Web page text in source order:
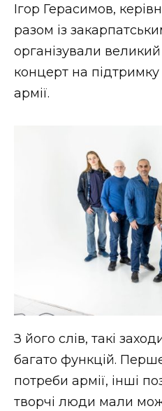
Втрачений Ужгород
ЗАКАРПАТСЬКІ
Ігор Герасимов,
разом із
організували
концерт на підтримку
армії.
З його слів, такі
багато функцій.
потреби армії, інші
творчі люди мали